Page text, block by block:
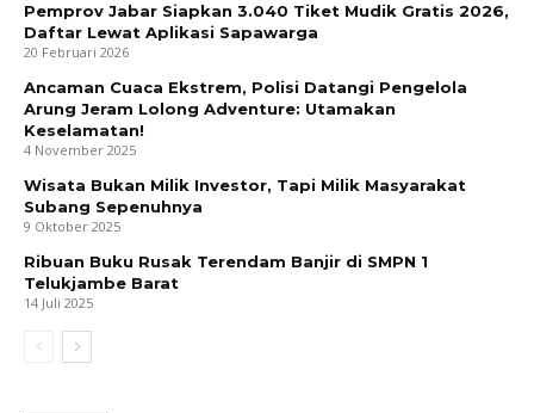
Pemprov Jabar Siapkan 3.040 Tiket Mudik Gratis 2026,
Daftar Lewat Aplikasi Sapawarga
20 Februari 2026
Ancaman Cuaca Ekstrem, Polisi Datangi Pengelola
Arung Jeram Lolong Adventure: Utamakan
Keselamatan!
4 November 2025
Wisata Bukan Milik Investor, Tapi Milik Masyarakat
Subang Sepenuhnya
9 Oktober 2025
Ribuan Buku Rusak Terendam Banjir di SMPN 1
Telukjambe Barat
14 Juli 2025